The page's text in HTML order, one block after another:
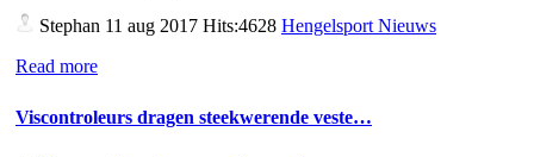
Stephan 11 aug 2017 Hits:4628 Hengelsport Nieuws
Read more
Viscontroleurs dragen steekwerende veste…